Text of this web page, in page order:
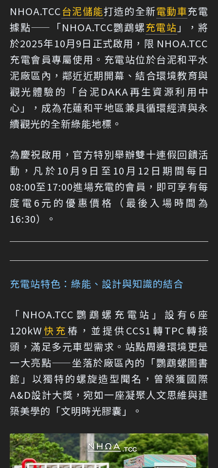
NHOA.TCC台泥儲能打造的全新電動車充電
據點——「NHOA.TCC鸚鵡螺充電站 」，將
於2025年10月9日正式啟用，限 NHOA.TCC
充電會員專屬使用。充電站位於台泥和平水
泥廠區內，鄰近近期開幕、結合環境教育與
觀光體驗的「台泥DAKA再生資源利用中
心」，成為花蓮和平地區兼具循環經濟與永
續觀光的全新綠能地標。
為慶祝啟用，官方特別舉辦雙十連假回饋活
動，凡於10月9日至10月12日期間每日
08:00至17:00進場充電的會員，即可享有每
度電6元的優惠價格（最後入場時間為
16:30）。
充電站特色：綠能、設計與知識的結合
「NHOA.TCC鸚鵡螺充電站」設有6座
120kW快充 樁，並提供CCS1轉TPC轉接
頭，滿足多元車型需求。站點周邊環境更是
一大亮點——坐落於廠區內的「鸚鵡螺圖書
館」以獨特的螺旋造型聞名，曾榮獲國際
A&D設計大獎，宛如一座凝聚人文思維與建
築美學的「文明時光膠囊」。